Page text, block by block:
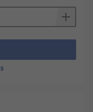
rady a
o to, aby
požadavky
standartů,
O skupině